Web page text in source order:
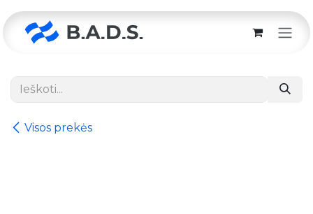
Visos prekės